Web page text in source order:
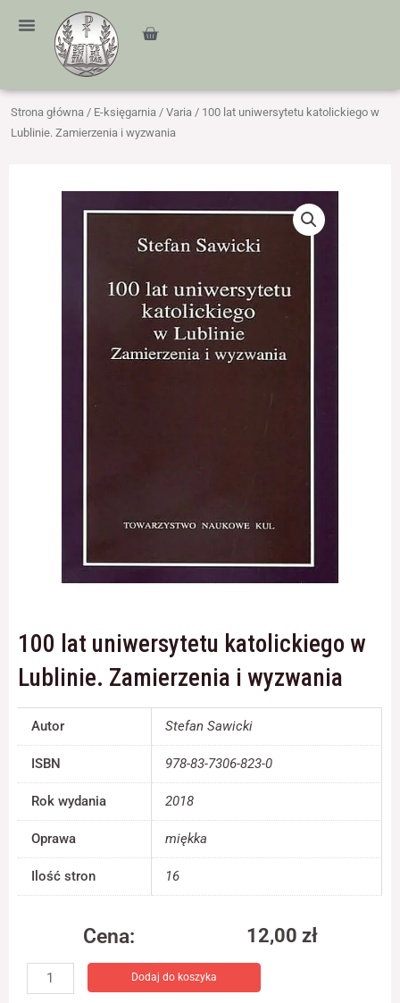
treści
Cart
Strona główna / E-księgarnia / Varia / 100 lat uniwersytetu katolickiego w
Lublinie. Zamierzenia i wyzwania
100 lat uniwersytetu katolickiego w
Lublinie. Zamierzenia i wyzwania
Autor Stefan Sawicki
ISBN 978-83-7306-823-0
Rok wydania 2018
Oprawa miękka
Ilość stron 16
Cena: 12,00 zł
ilość
Dodaj do koszyka
opcjonalne. Są
do
Statystyka
Abyśmy mogli
funkcjonalność
i strukturę
strony
internetowej,
na podstawie
najlepiej podczas
na nią. Jeśli